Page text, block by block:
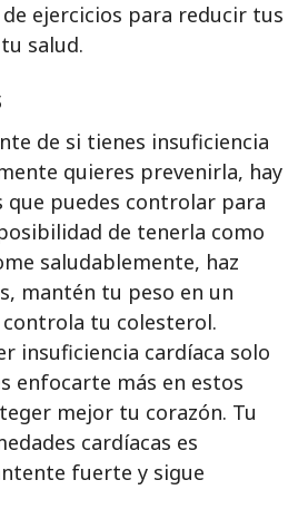
ejercicios para reducir tus
salud.
de si tienes insuficiencia
quieres prevenirla, hay
que puedes controlar para
de tenerla como
saludablemente, haz
mantén tu peso en un
tu colesterol.
insuficiencia cardíaca solo
enfocarte más en estos
mejor tu corazón. Tu
cardíacas es
fuerte y sigue